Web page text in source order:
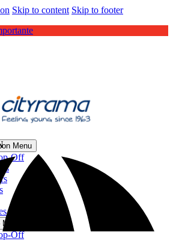
Skip to content Skip to footer
Menu
Off
Off